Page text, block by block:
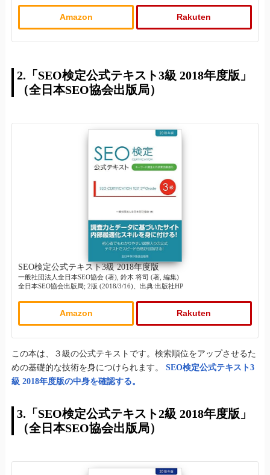
Amazon Rakuten
2.「SEO検定公式テキスト3級 2018年度版」
（全日本SEO協会出版局）
SEO検定公式テキスト3級 2018年度版
一般社団法人全日本SEO協会 (著), 鈴木 将司 (著, 編集)
全日本SEO協会出版局; 2版 (2018/3/16)、出典:出版社HP
Amazon Rakuten
この本は、３級の公式テキストです。検索順位をアップさせるた
めの基礎的な技術を身につけられます。
SEO検定公式テキスト3
級 2018年度版の中身を確認する。
3.「SEO検定公式テキスト2級 2018年度版」
（全日本SEO協会出版局）